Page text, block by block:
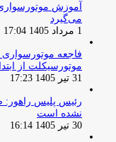
آموزش موتورسواری
می‌گیرد
1 مرداد 1405 17:04
موتورسیکلت از ابتدای سال 1405 تا
31 تیر 1405 17:23
رئیس پلیس راهور:
نشده است
30 تیر 1405 16:14